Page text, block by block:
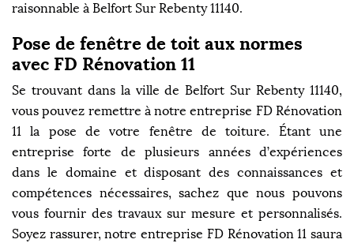
raisonnable à Belfort Sur Rebenty 11140.
Pose de fenêtre de toit aux normes
avec FD Rénovation 11
Se trouvant dans la ville de Belfort Sur Rebenty 11140,
vous pouvez remettre à notre entreprise FD Rénovation
11 la pose de votre fenêtre de toiture. Étant une
entreprise forte de plusieurs années d’expériences
dans le domaine et disposant des connaissances et
compétences nécessaires, sachez que nous pouvons
vous fournir des travaux sur mesure et personnalisés.
Soyez rassurer, notre entreprise FD Rénovation 11 saura